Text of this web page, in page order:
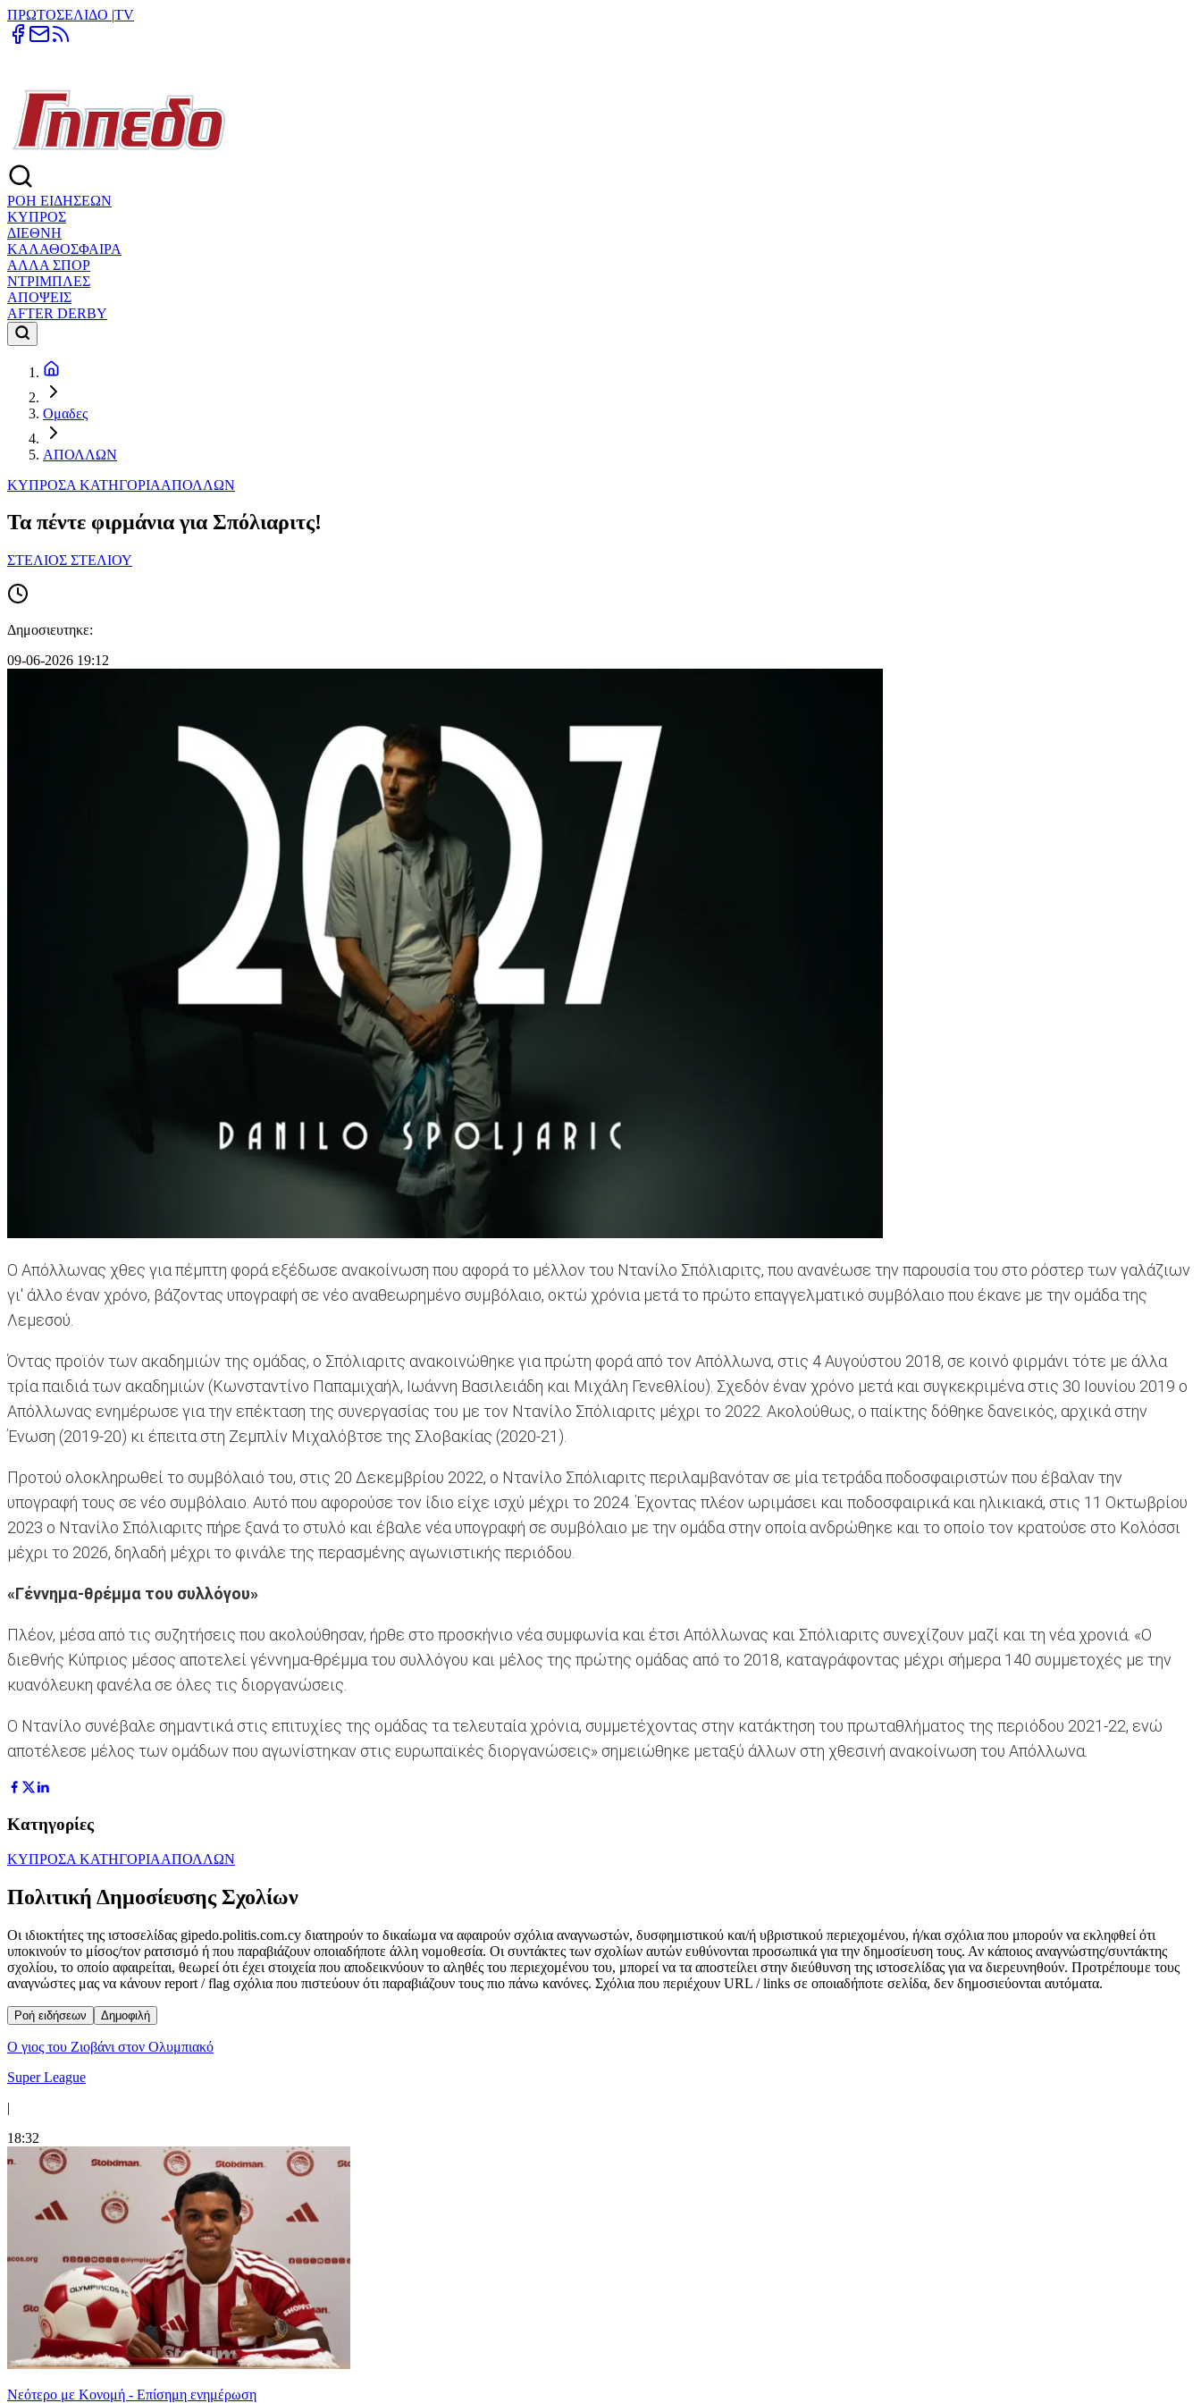
ΠΡΩΤΟΣΕΛΙΔΟ |TV
ΡΟΗ ΕΙΔΗΣΕΩΝ
ΚΥΠΡΟΣ
ΔΙΕΘΝΗ
ΚΑΛΑΘΟΣΦΑΙΡΑ
ΑΛΛΑ ΣΠΟΡ
ΝΤΡΙΜΠΛΕΣ
ΑΠΟΨΕΙΣ
AFTER DERBY
Ομαδες
ΑΠΟΛΛΩΝ
ΚΥΠΡΟΣΑ ΚΑΤΗΓΟΡΙΑΑΠΟΛΛΩΝ
Τα πέντε φιρμάνια για Σπόλιαριτς!
ΣΤΕΛΙΟΣ ΣΤΕΛΙΟΥ
Δημοσιευτηκε:
09-06-2026 19:12
Ο Απόλλωνας χθες για πέμπτη φορά εξέδωσε ανακοίνωση που αφορά το μέλλον του Ντανίλο Σπόλιαριτς, που ανανέωσε την παρουσία του στο ρόστερ των γαλάζιων
γι' άλλο έναν χρόνο, βάζοντας υπογραφή σε νέο αναθεωρημένο συμβόλαιο, οκτώ χρόνια μετά το πρώτο επαγγελματικό συμβόλαιο που έκανε με την ομάδα της
Λεμεσού.
Όντας προϊόν των ακαδημιών της ομάδας, ο Σπόλιαριτς ανακοινώθηκε για πρώτη φορά από τον Απόλλωνα, στις 4 Αυγούστου 2018, σε κοινό φιρμάνι τότε με άλλα
τρία παιδιά των ακαδημιών (Κωνσταντίνο Παπαμιχαήλ, Ιωάννη Βασιλειάδη και Μιχάλη Γενεθλίου). Σχεδόν έναν χρόνο μετά και συγκεκριμένα στις 30 Ιουνίου 2019 ο
Απόλλωνας ενημέρωσε για την επέκταση της συνεργασίας του με τον Ντανίλο Σπόλιαριτς μέχρι το 2022. Ακολούθως, ο παίκτης δόθηκε δανεικός, αρχικά στην
Ένωση (2019-20) κι έπειτα στη Ζεμπλίν Μιχαλόβτσε της Σλοβακίας (2020-21).
Προτού ολοκληρωθεί το συμβόλαιό του, στις 20 Δεκεμβρίου 2022, ο Ντανίλο Σπόλιαριτς περιλαμβανόταν σε μία τετράδα ποδοσφαιριστών που έβαλαν την
υπογραφή τους σε νέο συμβόλαιο. Αυτό που αφορούσε τον ίδιο είχε ισχύ μέχρι το 2024. Έχοντας πλέον ωριμάσει και ποδοσφαιρικά και ηλικιακά, στις 11 Οκτωβρίου
2023 ο Ντανίλο Σπόλιαριτς πήρε ξανά το στυλό και έβαλε νέα υπογραφή σε συμβόλαιο με την ομάδα στην οποία ανδρώθηκε και το οποίο τον κρατούσε στο Κολόσσι
μέχρι το 2026, δηλαδή μέχρι το φινάλε της περασμένης αγωνιστικής περιόδου.
«Γέννημα-θρέμμα του συλλόγου»
Πλέον, μέσα από τις συζητήσεις που ακολούθησαν, ήρθε στο προσκήνιο νέα συμφωνία και έτσι Απόλλωνας και Σπόλιαριτς συνεχίζουν μαζί και τη νέα χρονιά. «Ο
διεθνής Κύπριος μέσος αποτελεί γέννημα-θρέμμα του συλλόγου και μέλος της πρώτης ομάδας από το 2018, καταγράφοντας μέχρι σήμερα 140 συμμετοχές με την
κυανόλευκη φανέλα σε όλες τις διοργανώσεις.
Ο Ντανίλο συνέβαλε σημαντικά στις επιτυχίες της ομάδας τα τελευταία χρόνια, συμμετέχοντας στην κατάκτηση του πρωταθλήματος της περιόδου 2021-22, ενώ
αποτέλεσε μέλος των ομάδων που αγωνίστηκαν στις ευρωπαϊκές διοργανώσεις» σημειώθηκε μεταξύ άλλων στη χθεσινή ανακοίνωση του Απόλλωνα.
Κατηγορίες
ΚΥΠΡΟΣΑ ΚΑΤΗΓΟΡΙΑΑΠΟΛΛΩΝ
Πολιτική Δημοσίευσης Σχολίων
Οι ιδιοκτήτες της ιστοσελίδας gipedo.politis.com.cy διατηρούν το δικαίωμα να αφαιρούν σχόλια αναγνωστών, δυσφημιστικού και/ή υβριστικού περιεχομένου, ή/και σχόλια που μπορούν να εκληφθεί ότι
υποκινούν το μίσος/τον ρατσισμό ή που παραβιάζουν οποιαδήποτε άλλη νομοθεσία. Οι συντάκτες των σχολίων αυτών ευθύνονται προσωπικά για την δημοσίευση τους. Αν κάποιος αναγνώστης/συντάκτης
σχολίου, το οποίο αφαιρείται, θεωρεί ότι έχει στοιχεία που αποδεικνύουν το αληθές του περιεχομένου του, μπορεί να τα αποστείλει στην διεύθυνση της ιστοσελίδας για να διερευνηθούν. Προτρέπουμε τους
αναγνώστες μας να κάνουν report / flag σχόλια που πιστεύουν ότι παραβιάζουν τους πιο πάνω κανόνες. Σχόλια που περιέχουν URL / links σε οποιαδήποτε σελίδα, δεν δημοσιεύονται αυτόματα.
Ροή ειδήσεων Δημοφιλή
Ο γιος του Ζιοβάνι στον Ολυμπιακό
Super League
|
18:32
Νεότερο με Κονομή - Επίσημη ενημέρωση